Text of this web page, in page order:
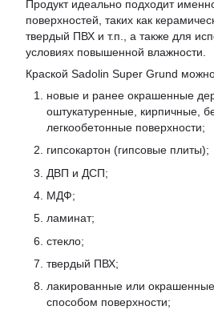
Продукт идеально подходит
поверхностей, таких как
твердый ПВХ и т.п., а также для
условиях повышенной влажности.
Краской Sadolin Super Grund
новые и ранее окрашенные
оштукатуренные, кирпичные,
легкообетонные поверхности;
гипсокартон (гипсовые плиты);
ДВП и ДСП;
МДФ;
ламинат;
стекло;
твердый ПВХ;
лакированные или
способом поверхности;